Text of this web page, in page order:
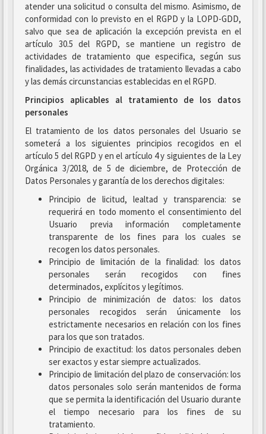
atender una solicitud o consulta del mismo. Asimismo, de
conformidad con lo previsto en el RGPD y la LOPD-GDD,
salvo que sea de aplicación la excepción prevista en el
artículo 30.5 del RGPD, se mantiene un registro de
actividades de tratamiento que especifica, según sus
finalidades, las actividades de tratamiento llevadas a cabo
y las demás circunstancias establecidas en el RGPD.
Principios aplicables al tratamiento de los datos
personales
El tratamiento de los datos personales del Usuario se
someterá a los siguientes principios recogidos en el
artículo 5 del RGPD y en el artículo 4 y siguientes de la Ley
Orgánica 3/2018, de 5 de diciembre, de Protección de
Datos Personales y garantía de los derechos digitales:
Principio de licitud, lealtad y transparencia: se
requerirá en todo momento el consentimiento del
Usuario previa información completamente
transparente de los fines para los cuales se
recogen los datos personales.
Principio de limitación de la finalidad: los datos
personales serán recogidos con fines
determinados, explícitos y legítimos.
Principio de minimización de datos: los datos
personales recogidos serán únicamente los
estrictamente necesarios en relación con los fines
para los que son tratados.
Principio de exactitud: los datos personales deben
ser exactos y estar siempre actualizados.
Principio de limitación del plazo de conservación: los
datos personales solo serán mantenidos de forma
que se permita la identificación del Usuario durante
el tiempo necesario para los fines de su
tratamiento.